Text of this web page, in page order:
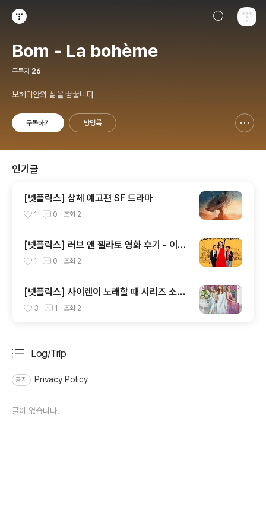
Bom - La bohème
구독자 26
보헤미안의 삶을 꿈꿉니다
구독하기 방명록
인기글
[넷플릭스] 삼체 예고편 SF 드라마
1 0 조회 2
[넷플릭스] 러브 앤 젤라토 영화 후기 - 이탈
리아의 멋과 맛
1 0 조회 2
[넷플릭스] 사이렌이 노래할 때 시리즈 소개
후기- 줄리엔 무어 출연
3 1 조회 2
Log/Trip
공지 Privacy Policy
글이 없습니다.